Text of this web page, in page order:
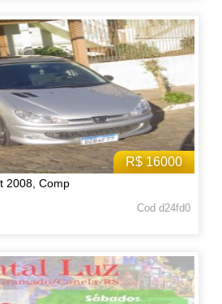
R$ 16000
2008, Comp
Cod d24fd0